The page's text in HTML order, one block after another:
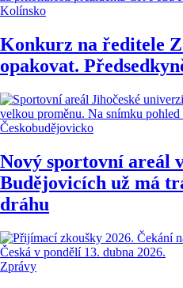
Kolínsko
Konkurz na ředitele
opakovat.
Českobudějovicko
Nový sportovní areál
Budějovicích už má
dráhu
Zprávy